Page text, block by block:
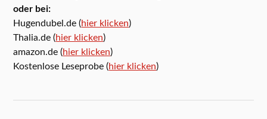
oder bei:
Hugendubel.de (hier klicken)
Thalia.de (hier klicken)
amazon.de (hier klicken)
Kostenlose Leseprobe (hier klicken)